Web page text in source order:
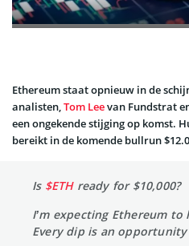
Ethereum staat opnieuw in de
analisten,Tom Leevan Fundstrat
een ongekende stijging op komst.
bereikt in de komende bullrun
Is $ETHready for $10,000?
I’m expecting Ethereum
Every dip is an